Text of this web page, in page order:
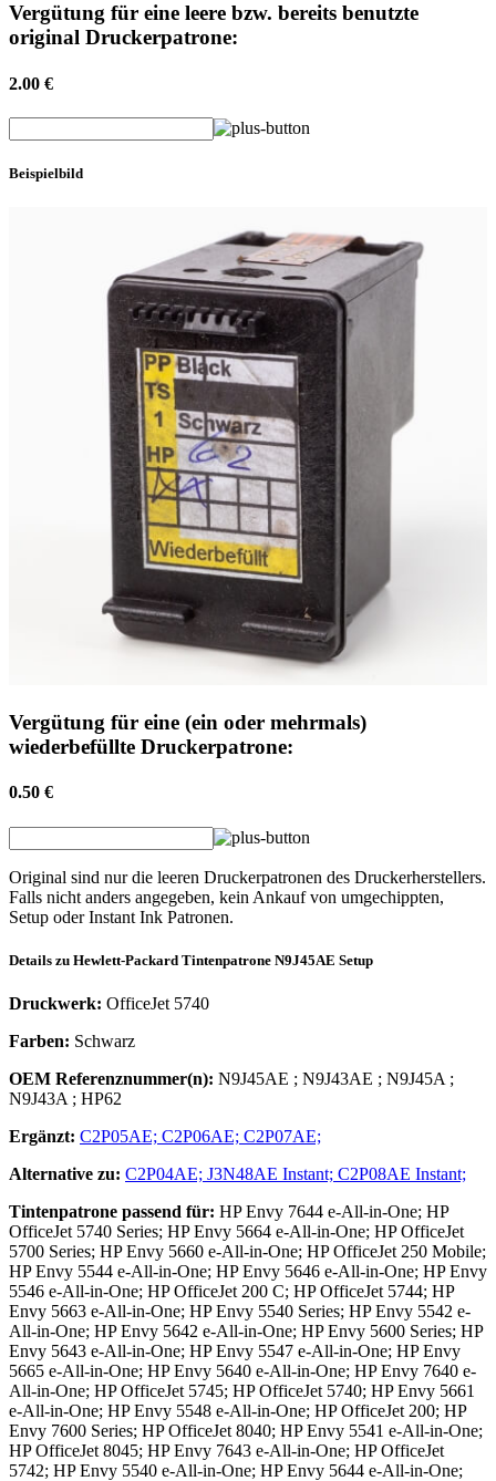
Vergütung für eine leere bzw. bereits benutzte
original Druckerpatrone:
2.00 €
Beispielbild
Vergütung für eine (ein oder mehrmals)
wiederbefüllte Druckerpatrone:
0.50 €
Original sind nur die leeren Druckerpatronen des Druckerherstellers.
Falls nicht anders angegeben, kein Ankauf von umgechippten,
Setup oder Instant Ink Patronen.
Details zu Hewlett-Packard Tintenpatrone N9J45AE Setup
Druckwerk: OfficeJet 5740
Farben: Schwarz
OEM Referenznummer(n): N9J45AE ; N9J43AE ; N9J45A ;
N9J43A ; HP62
Ergänzt: C2P05AE; C2P06AE; C2P07AE;
Alternative zu: C2P04AE; J3N48AE Instant; C2P08AE Instant;
Tintenpatrone passend für: HP Envy 7644 e-All-in-One; HP
OfficeJet 5740 Series; HP Envy 5664 e-All-in-One; HP OfficeJet
5700 Series; HP Envy 5660 e-All-in-One; HP OfficeJet 250 Mobile;
HP Envy 5544 e-All-in-One; HP Envy 5646 e-All-in-One; HP Envy
5546 e-All-in-One; HP OfficeJet 200 C; HP OfficeJet 5744; HP
Envy 5663 e-All-in-One; HP Envy 5540 Series; HP Envy 5542 e-
All-in-One; HP Envy 5642 e-All-in-One; HP Envy 5600 Series; HP
Envy 5643 e-All-in-One; HP Envy 5547 e-All-in-One; HP Envy
5665 e-All-in-One; HP Envy 5640 e-All-in-One; HP Envy 7640 e-
All-in-One; HP OfficeJet 5745; HP OfficeJet 5740; HP Envy 5661
e-All-in-One; HP Envy 5548 e-All-in-One; HP OfficeJet 200; HP
Envy 7600 Series; HP OfficeJet 8040; HP Envy 5541 e-All-in-One;
HP OfficeJet 8045; HP Envy 7643 e-All-in-One; HP OfficeJet
5742; HP Envy 5540 e-All-in-One; HP Envy 5644 e-All-in-One;